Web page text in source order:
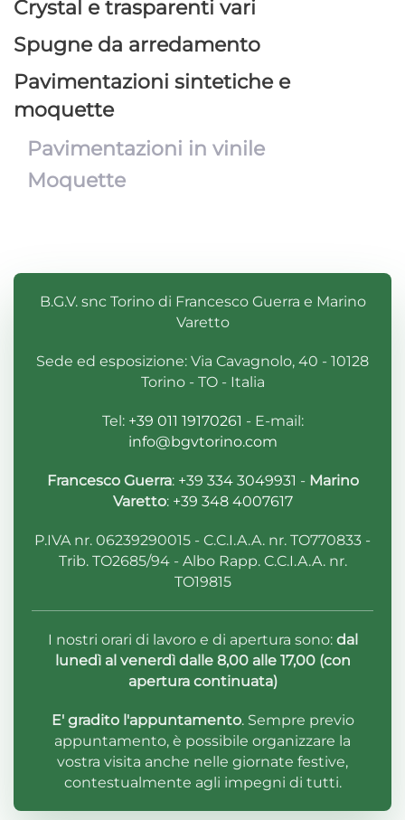
Crystal e trasparenti vari
Spugne da arredamento
Pavimentazioni sintetiche e
moquette
Pavimentazioni in vinile
Moquette
B.G.V. snc Torino di Francesco Guerra e Marino
Varetto
Sede ed esposizione: Via Cavagnolo, 40 - 10128
Torino - TO - Italia
Tel: +39 011 19170261 - E-mail:
info@bgvtorino.com
Francesco Guerra: +39 334 3049931 - Marino
Varetto: +39 348 4007617
P.IVA nr. 06239290015 - C.C.I.A.A. nr. TO770833 -
Trib. TO2685/94 - Albo Rapp. C.C.I.A.A. nr.
TO19815
I nostri orari di lavoro e di apertura sono: dal
lunedì al venerdì dalle 8,00 alle 17,00 (con
apertura continuata)
E' gradito l'appuntamento. Sempre previo
appuntamento, è possibile organizzare la
vostra visita anche nelle giornate festive,
contestualmente agli impegni di tutti.